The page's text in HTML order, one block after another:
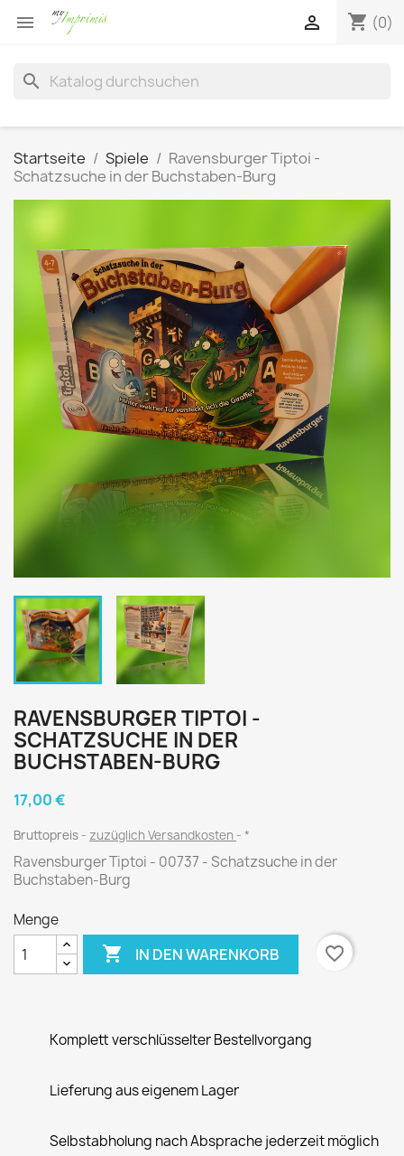
 shopping_cart (0)

search
Startseite Spiele
Ravensburger Tiptoi -
Schatzsuche in der Buchstaben-Burg
RAVENSBURGER TIPTOI -
SCHATZSUCHE IN DER
BUCHSTABEN-BURG
17,00 €
Bruttopreis zuzüglich Versandkosten *
Ravensburger Tiptoi - 00737 - Schatzsuche in der
Buchstaben-Burg
Menge
 IN DEN WARENKORB favorite_border
Komplett verschlüsselter Bestellvorgang
Lieferung aus eigenem Lager
Selbstabholung nach Absprache jederzeit möglich